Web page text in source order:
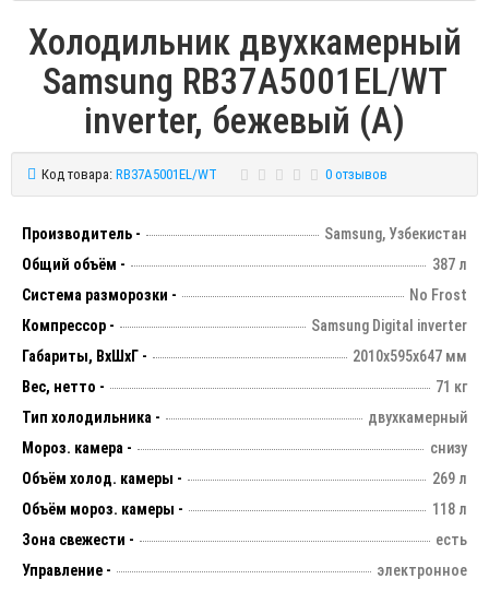
Холодильник двухкамерный
Samsung RB37A5001EL/WT
inverter, бежевый (A)
Код товара: RB37A5001EL/WT 0 отзывов
Производитель -
Samsung, Узбекистан
Общий объём -
387 л
Система разморозки -
No Frost
Компрессор -
Samsung Digital inverter
Габариты, ВхШхГ -
2010х595х647 мм
Вес, нетто -
71 кг
Тип холодильника -
двухкамерный
Мороз. камера -
снизу
Объём холод. камеры -
269 л
Объём мороз. камеры -
118 л
Зона свежести -
есть
Управление -
электронное